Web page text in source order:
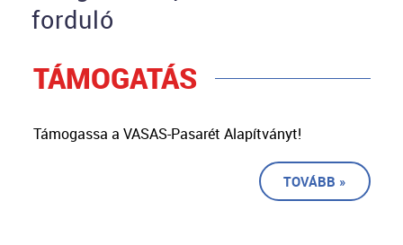
forduló
TÁMOGATÁS
Támogassa a VASAS-Pasarét Alapítványt!
TOVÁBB »